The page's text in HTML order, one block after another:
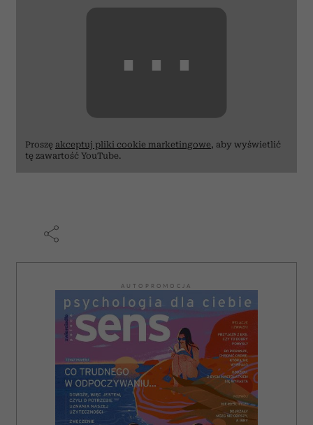
⋯
Proszę akceptuj pliki cookie marketingowe, aby wyświetlić
tę zawartość YouTube.
AUTOPROMOCJA